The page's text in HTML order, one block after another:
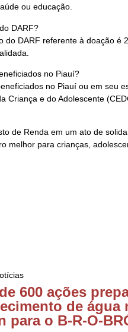
ou educação.
DARF?
do DARF referente à doação é
no Piauí?
no Piauí ou em seu
Criança e do Adolescente
de Renda em um ato de
melhor para crianças,
600 ações
de água
para o B-R-O-